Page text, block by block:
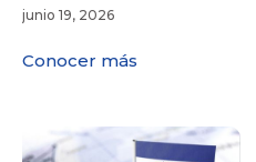
junio 19, 2026
Conocer más